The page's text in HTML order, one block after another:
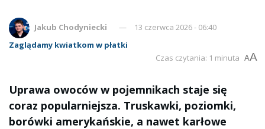
Jakub Chodyniecki
13 czerwca 2026 - 06:40
Zaglądamy kwiatkom w płatki
Czas czytania: 1 minuta AA
Uprawa owoców w pojemnikach staje się
coraz popularniejsza. Truskawki, poziomki,
borówki amerykańskie, a nawet karłowe